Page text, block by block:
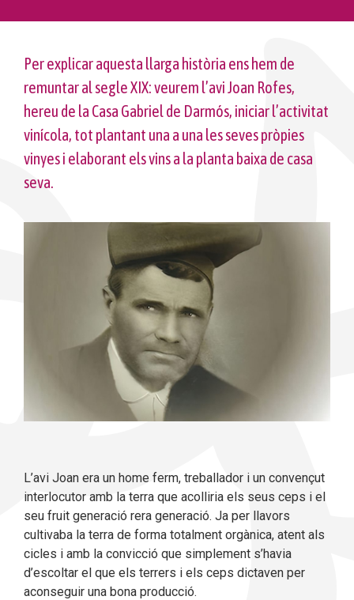
Per explicar aquesta llarga història ens hem de
remuntar al segle XIX: veurem l’avi Joan Rofes,
hereu de la Casa Gabriel de Darmós, iniciar l’activitat
vinícola, tot plantant una a una les seves pròpies
vinyes i elaborant els vins a la planta baixa de casa
seva.
L’avi Joan era un home ferm, treballador i un convençut
interlocutor amb la terra que acolliria els seus ceps i el
seu fruit generació rera generació. Ja per llavors
cultivaba la terra de forma totalment orgànica, atent als
cicles i amb la convicció que simplement s’havia
d’escoltar el que els terrers i els ceps dictaven per
aconseguir una bona producció.